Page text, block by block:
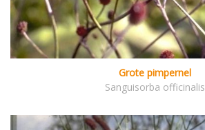
Grote pimpernel
Sanguisorba officinalis